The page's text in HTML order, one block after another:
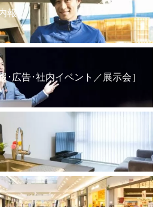
報
･広告･社内イベント／展示会］